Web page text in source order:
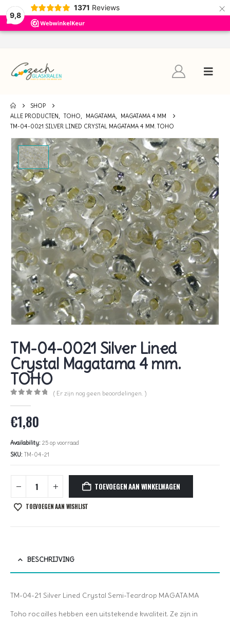
9,8
1371 Reviews ×
SHOP
ALLE PRODUCTEN, TOHO, MAGATAMA,
MAGATAMA 4 MM
TM-04-0021 SILVER LINED CRYSTAL MAGATAMA 4 MM. TOHO
TM-04-0021 Silver Lined
Crystal Magatama 4 mm.
TOHO
( Er zijn nog geen beoordelingen. )
€1,80
Availability: 25 op voorraad
SKU: TM-04-21
TOEVOEGEN AAN WINKELWAGEN
TOEVOEGEN AAN WISHLIST
BESCHRIJVING
TM-04-21 Silver Lined Crystal Semi-Teardrop MAGATAMA
Toho rocailles hebben een uitstekende kwaliteit. Ze zijn in